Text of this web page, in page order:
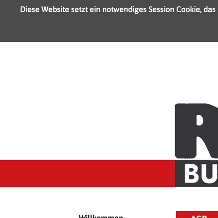
Diese Website setzt ein notwendiges Session Cookie,